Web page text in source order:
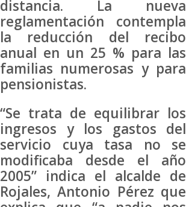
distancia. La nueva
reglamentación contempla
la reducción del recibo
anual en un 25 % para las
familias numerosas y para
pensionistas.
“Se trata de equilibrar los
ingresos y los gastos del
servicio cuya tasa no se
modificaba desde el año
2005” indica el alcalde de
Rojales, Antonio Pérez que